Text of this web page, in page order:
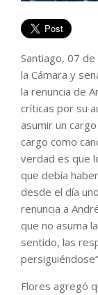
Santiago, 07
la Cámara y
la renuncia de
críticas por su
asumir un
cargo como
verdad es que
que debía
desde el día
renuncia a
que no asuma
sentido, las
Flores agregó